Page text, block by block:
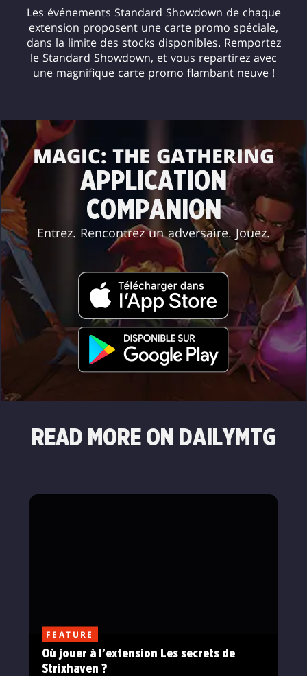
Les événements Standard Showdown de chaque
extension proposent une carte promo spéciale,
dans la limite des stocks disponibles. Remportez
le Standard Showdown, et vous repartirez avec
une magnifique carte promo flambant neuve !
MAGIC: THE GATHERING
APPLICATION
COMPANION
Entrez. Rencontrez un adversaire. Jouez.
READ MORE ON DAILYMTG
FEATURE
Où jouer à l’extension Les secrets de
Strixhaven ?